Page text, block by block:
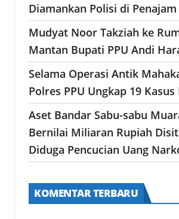
Diamankan Polisi di Penajam
Mudyat Noor Takziah ke
Mantan Bupati PPU Andi
Selama Operasi Antik
Polres PPU Ungkap 19
Aset Bandar Sabu-sabu
Bernilai Miliaran Rupiah
Diduga Pencucian Uang
KOMENTAR TERBARU